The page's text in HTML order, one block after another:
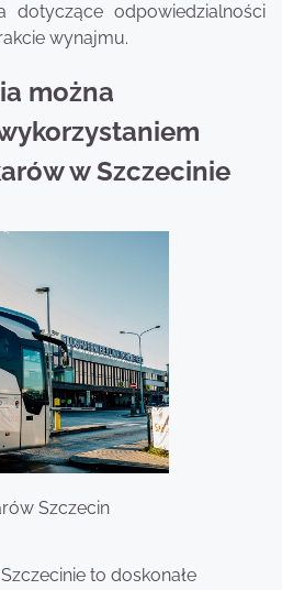
dotyczące odpowiedzialności
wynajmu.
można
w Szczecinie
Szczecin
to doskonałe